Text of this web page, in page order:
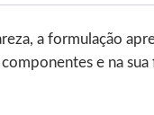
a formulação
e na